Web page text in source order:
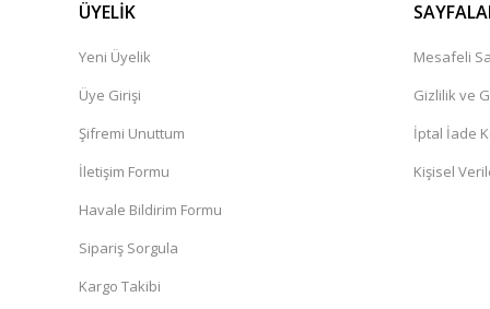
ÜYELİK
Yeni Üyelik
Üye Girişi
Şifremi Unuttum
İletişim Formu
Havale Bildirim Formu
Sipariş Sorgula
Kargo Takibi
Mesafeli
Gizlilik ve
İptal İade
Kişisel